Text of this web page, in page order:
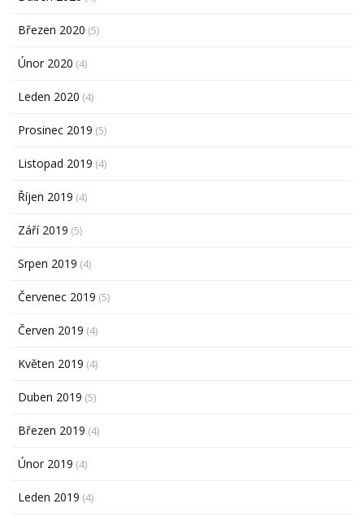
Březen 2020 (5)
Únor 2020 (4)
Leden 2020 (4)
Prosinec 2019 (5)
Listopad 2019 (4)
Říjen 2019 (4)
Září 2019 (5)
Srpen 2019 (4)
Červenec 2019 (5)
Červen 2019 (4)
Květen 2019 (4)
Duben 2019 (5)
Březen 2019 (4)
Únor 2019 (4)
Leden 2019 (4)